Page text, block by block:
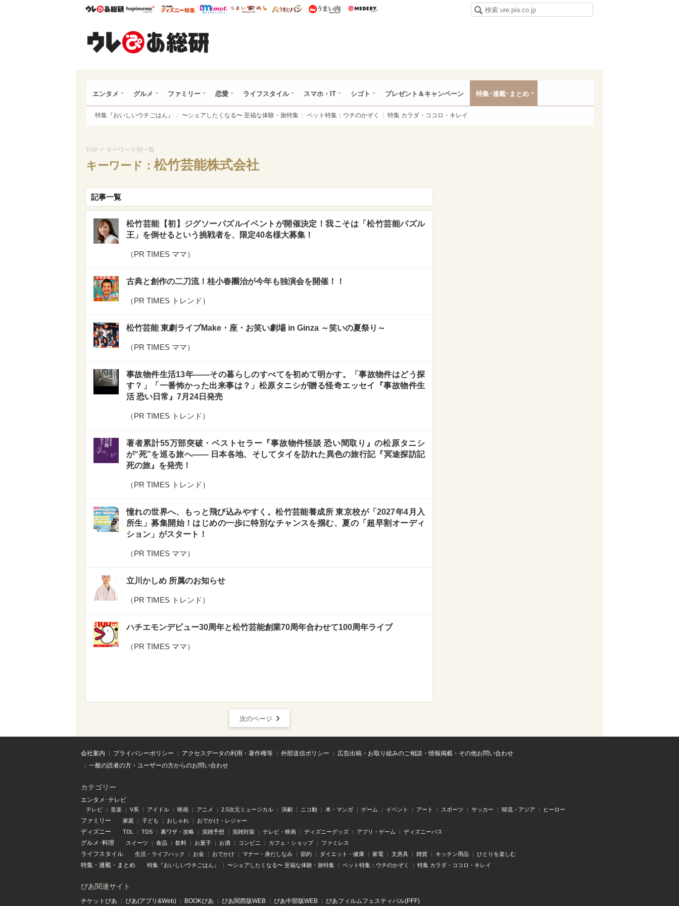
ウレぴあ総研ハピママ* ウレぴあ総研 ディズニー特集
mimot. うまいめし うまいパン うまい肉
エンタメ グルメ ファミリー 恋愛 ライフスタイル スマホ・IT シゴト プレゼント＆キャンペーン 特集･連載･まとめ
特集『おいしいウチごはん』 〜シェアしたくなる〜 至福な体験・旅特集 ペット特集：ウチのかぞく 特集 カラダ・ココロ・キレイ
TOP > キーワード別一覧
キーワード： 松竹芸能株式会社
記事一覧
松竹芸能【初】ジグソーパズルイベントが開催決定！我こそは「松竹芸能パズル
王」を倒せるという挑戦者を、限定40名様大募集！
（PR TIMES ママ）
古典と創作の二刀流！桂小春團治が今年も独演会を開催！！
（PR TIMES トレンド ）
松竹芸能 東劇ライブMake・座・お笑い劇場 in Ginza ～笑いの夏祭り～
（PR TIMES ママ）
事故物件生活13年――その暮らしのすべてを初めて明かす。「事故物件はどう探
す？」「一番怖かった出来事は？」松原タニシが贈る怪奇エッセイ『事故物件生
活 恐い日常』7月24日発売
（PR TIMES トレンド ）
著者累計55万部突破・ベストセラー『事故物件怪談 恐い間取り』の松原タニシ
が“死”を巡る旅へ―― 日本各地、そしてタイを訪れた異色の旅行記『冥途探訪記
死の旅』を発売！
（PR TIMES トレンド ）
憧れの世界へ、もっと飛び込みやすく。松竹芸能養成所 東京校が「2027年4月入
所生」募集開始！はじめの一歩に特別なチャンスを掴む、夏の「超早割オーディ
ション」がスタート！
（PR TIMES ママ）
立川かしめ 所属のお知らせ
（PR TIMES トレンド ）
ハチエモンデビュー30周年と松竹芸能創業70周年合わせて100周年ライブ
（PR TIMES ママ）
次のページ
会社案内 プライバシーポリシー アクセスデータの利用・著作権等 外部送信ポリシー
広告出稿・お取り組みのご相談・情報掲載・その他お問い合わせ
一般の読者の方・ユーザーの方からのお問い合わせ
カテゴリー
エンタメ･テレビ
テレビ 音楽 V系 アイドル 映画 アニメ 2.5次元ミュージカル 演劇 ニコ動 本・マンガ ゲーム イベント アート スポーツ サッカー 韓流・アジア ヒーロー
ファミリー 家庭 子ども おしゃれ おでかけ・レジャー
ディズニー TDL TDS 裏ワザ・攻略 混雑予想 混雑対策 テレビ・映画 ディズニーグッズ アプリ・ゲーム ディズニーパス
グルメ･料理 スイーツ 食品 飲料 お菓子 お酒 コンビニ カフェ・ショップ ファミレス
ライフスタイル 生活・ライフハック お金 おでかけ マナー・身だしなみ 節約 ダイエット・健康 家電 文房具 雑貨 キッチン用品 ひとりを楽しむ
特集 ・ 連載 ・ まとめ 特集『おいしいウチごはん』 〜シェアしたくなる〜 至福な体験・旅特集 ペット特集：ウチのかぞく 特集 カラダ・ココロ・キレイ
ぴあ関連サイト
チケットぴあ ぴあ(アプリ&Web) BOOKぴあ ぴあ関⻄版WEB ぴあ中部版WEB ぴあフィルムフェスティバル(PFF)